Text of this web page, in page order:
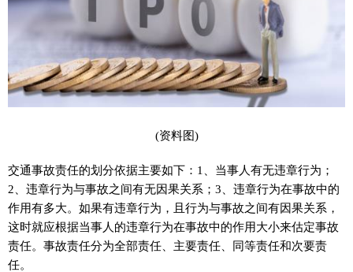
(资料图)
交通事故责任的划分依据主要如下：1、当事人有无违章行为；
2、违章行为与事故之间有无因果关系；3、违章行为在事故中的
作用有多大。如果有违章行为，且行为与事故之间有因果关系，
这时就应根据当事人的违章行为在事故中的作用大小来估定事故
责任。事故责任分为全部责任、主要责任、同等责任和次要责
任。